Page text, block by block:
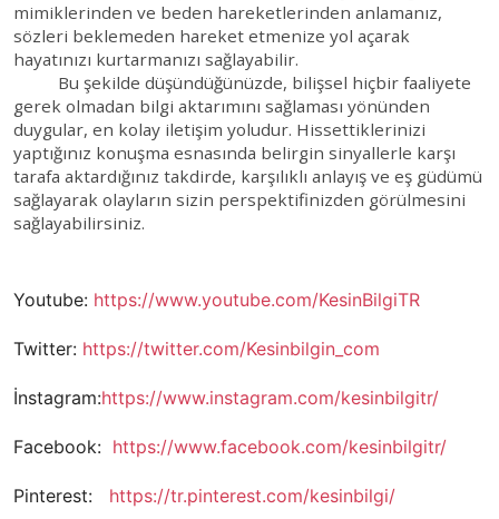
mimiklerinden ve beden hareketlerinden anlamanız,
sözleri beklemeden hareket etmenize yol açarak
hayatınızı kurtarmanızı sağlayabilir.
Bu şekilde düşündüğünüzde, bilişsel hiçbir faaliyete
gerek olmadan bilgi aktarımını sağlaması yönünden
duygular, en kolay iletişim yoludur. Hissettiklerinizi
yaptığınız konuşma esnasında belirgin sinyallerle karşı
tarafa aktardığınız takdirde, karşılıklı anlayış ve eş güdümü
sağlayarak olayların sizin perspektifinizden görülmesini
sağlayabilirsiniz.
Youtube: https://www.youtube.com/KesinBilgiTR
Twitter: https://twitter.com/Kesinbilgin_com
İnstagram:https://www.instagram.com/kesinbilgitr/
Facebook: https://www.facebook.com/kesinbilgitr/
Pinterest: https://tr.pinterest.com/kesinbilgi/